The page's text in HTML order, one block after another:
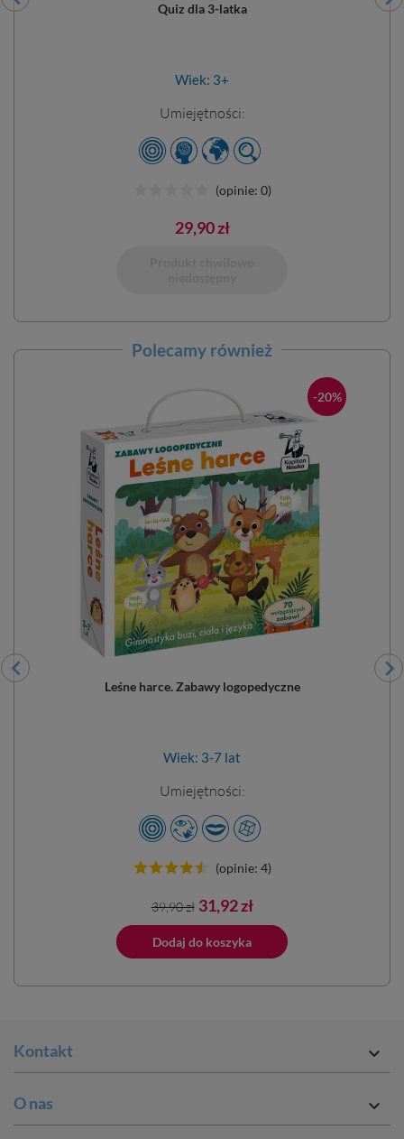
Quiz dla 3-latka
Wiek: 3+
Umiejętności:
(opinie: 0)
29,90 zł
Polecamy również
-20%
Leśne harce. Zabawy logopedyczne
Wiek: 3-7 lat
Umiejętności:
(opinie: 4)
Cena
podstawowa
39,90 zł Cena
31,92 zł
Dodaj do koszyka
Kontakt 
O nas 